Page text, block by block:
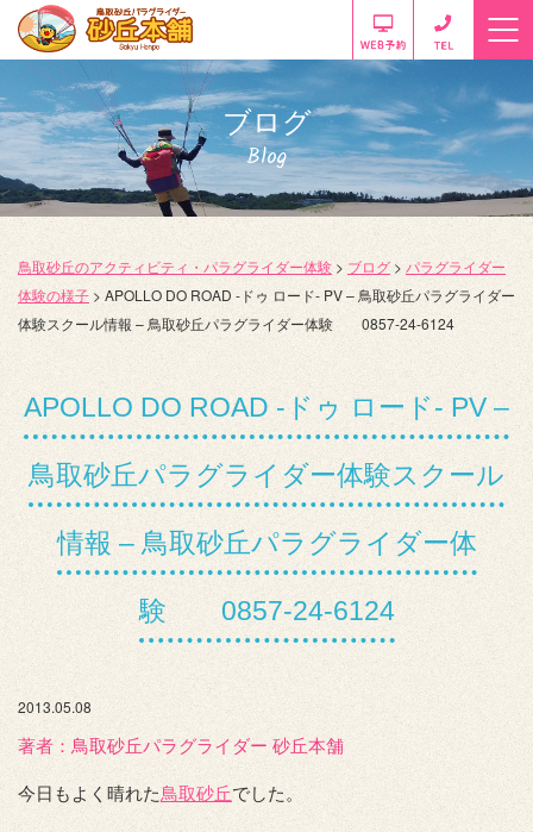
ブログ
Blog
鳥取砂丘のアクティビティ・パラグライダー体験 > ブログ > パラグライダー
体験の様子 > APOLLO DO ROAD -ドゥ ロード- PV – 鳥取砂丘パラグライダー
体験スクール情報 – 鳥取砂丘パラグライダー体験 0857-24-6124
APOLLO DO ROAD -ドゥ ロード- PV –
鳥取砂丘パラグライダー体験スクール
情報 – 鳥取砂丘パラグライダー体
験 0857-24-6124
2013.05.08
著者：️鳥取砂丘パラグライダー 砂丘本舗
今日もよく晴れた鳥取砂丘でした。